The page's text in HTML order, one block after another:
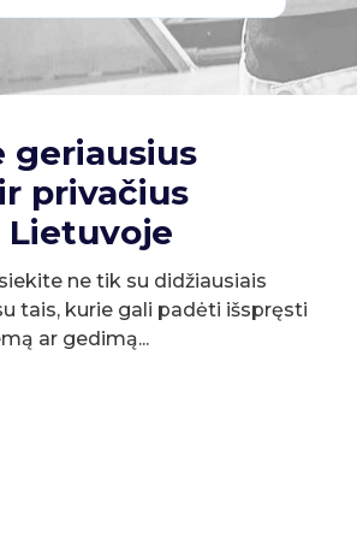
geriausius
privačius
ne tik su didžiausiais
tais, kurie gali padėti išspręsti
ar gedimą...